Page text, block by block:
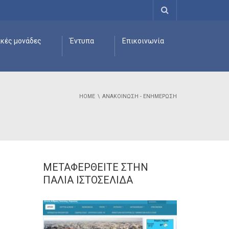
μονάδες Έντυπα Επικοινωνία
HOME ΑΝΑΚΟΊΝΩΣΗ - ΕΝΗΜΈΡΩΣΗ
ΜΕΤΑΦΕΡΘΕΊΤΕ ΣΤΗΝ
ΠΑΛΙΆ ΙΣΤΟΣΕΛΊΔΑ